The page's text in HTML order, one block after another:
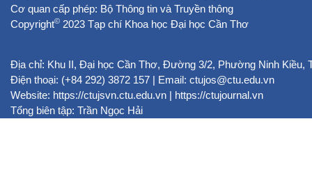
Cơ quan cấp phép: Bộ Thông tin và Truyền thông
Copyright© 2023 Tạp chí Khoa học Đại học Cần Thơ
Địa chỉ: Khu II, Đại học Cần Thơ, Đường 3/2, Phường Ninh Kiều,
Điện thoại: (+84 292) 3872 157 | Email: ctujos@ctu.edu.vn
Website: https://ctujsvn.ctu.edu.vn | https://ctujournal.vn
Tổng biên tập: Trần Ngọc Hải